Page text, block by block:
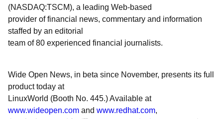
(NASDAQ:TSCM), a leading Web-based
provider of financial news, commentary and information
staffed by an editorial
team of 80 experienced financial journalists.
Wide Open News, in beta since November, presents its full
product today at
LinuxWorld (Booth No. 445.) Available at
www.wideopen.com and www.redhat.com,